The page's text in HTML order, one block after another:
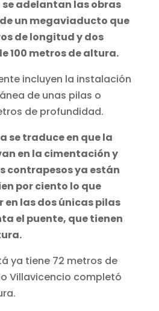
se adelantan las obras
un megaviaducto que
de longitud y dos
100 metros de altura.
incluyen la instalación
de unas pilas o
de profundidad.
se traduce en que la
en la cimentación y
contrapesos ya están
por ciento lo que
las dos únicas pilas
el puente, que tienen
ya tiene 72 metros de
Villavicencio completó